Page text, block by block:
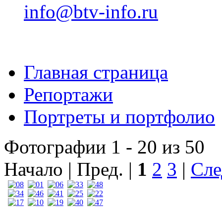
info@btv-info.ru
Главная страница
Репортажи
Портреты и портфолио
Фотографии 1 - 20 из 50
Начало | Пред. | 1 2 3 |